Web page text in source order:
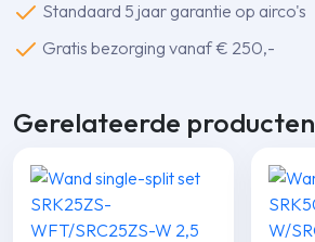
KW
(CASSETTEUNITS)
afstandsbediening
Standaard 5 jaar garantie op airco's
Gratis bezorging vanaf € 250,-
Gerelateerde producten